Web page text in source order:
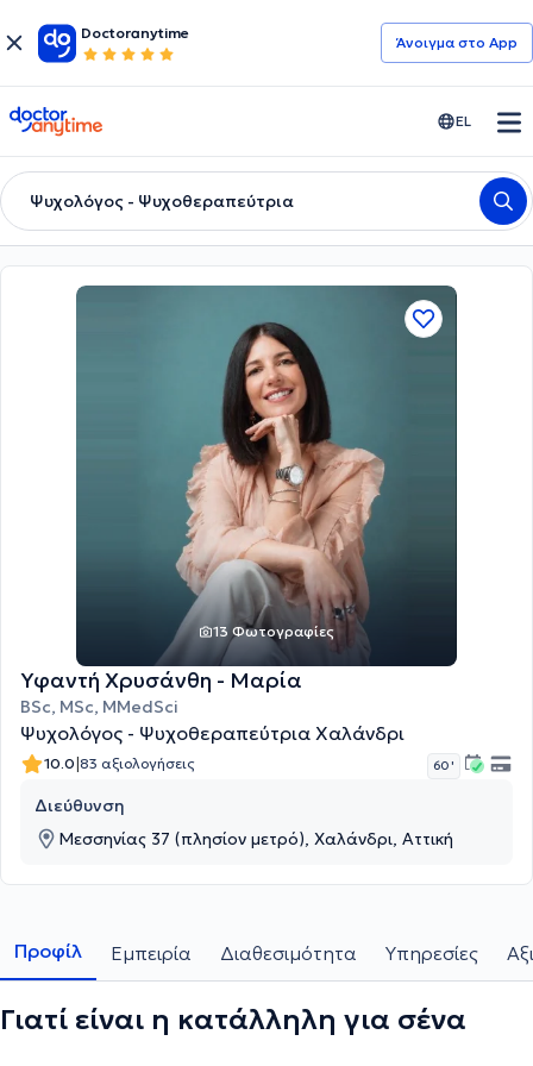
Doctoranytime
Άνοιγμα στο App
doctoranytime EL
Ψυχολόγος - Ψυχοθεραπεύτρια
13 Φωτογραφίες
Υφαντή Χρυσάνθη - Μαρία
BSc, MSc, MMedSci
Ψυχολόγος - Ψυχοθεραπεύτρια Χαλάνδρι
10.0|83 αξιολογήσεις 60 '
Διεύθυνση
Μεσσηνίας 37 (πλησίον μετρό), Χαλάνδρι, Αττική
Προφίλ Εμπειρία Διαθεσιμότητα Υπηρεσίες
Γιατί είναι η κατάλληλη για σένα